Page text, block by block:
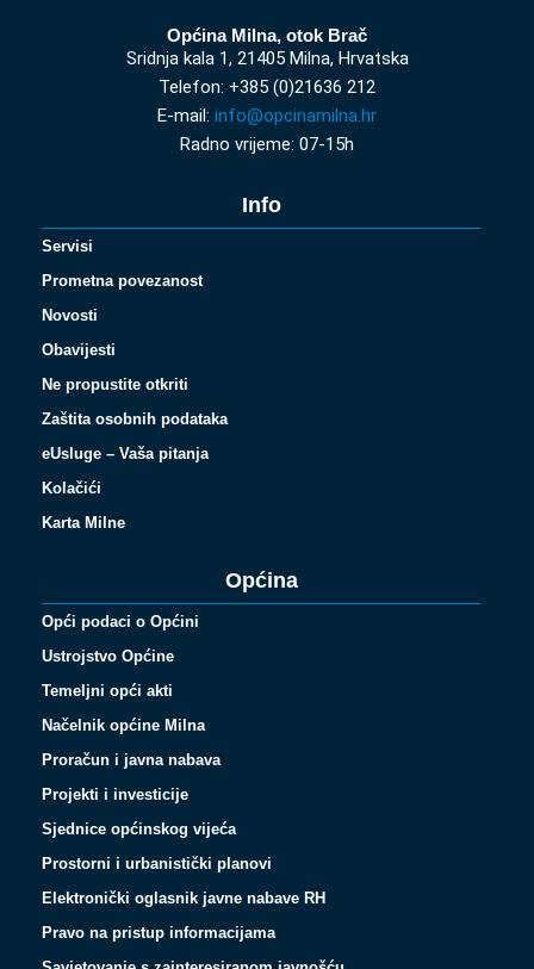
Općina Milna, otok Brač
Sridnja kala 1, 21405 Milna, Hrvatska
Telefon: +385 (0)21636 212
E-mail: info@opcinamilna.hr
Radno vrijeme: 07-15h
Info
Servisi
Prometna povezanost
Novosti
Obavijesti
Ne propustite otkriti
Zaštita osobnih podataka
eUsluge – Vaša pitanja
Kolačići
Karta Milne
Općina
Opći podaci o Općini
Ustrojstvo Općine
Temeljni opći akti
Načelnik općine Milna
Proračun i javna nabava
Projekti i investicije
Sjednice općinskog vijeća
Prostorni i urbanistički planovi
Elektronički oglasnik javne nabave RH
Pravo na pristup informacijama